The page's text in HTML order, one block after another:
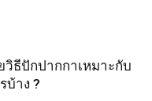
ธีปักปากกาเหมาะกับ
บ้าง ?